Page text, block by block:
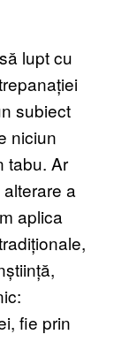
lupt cu
subiect
niciun
tabu. Ar
a
aplica
fie prin